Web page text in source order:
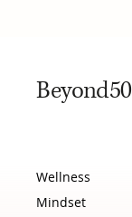
Beyond50
Wellness
Mindset